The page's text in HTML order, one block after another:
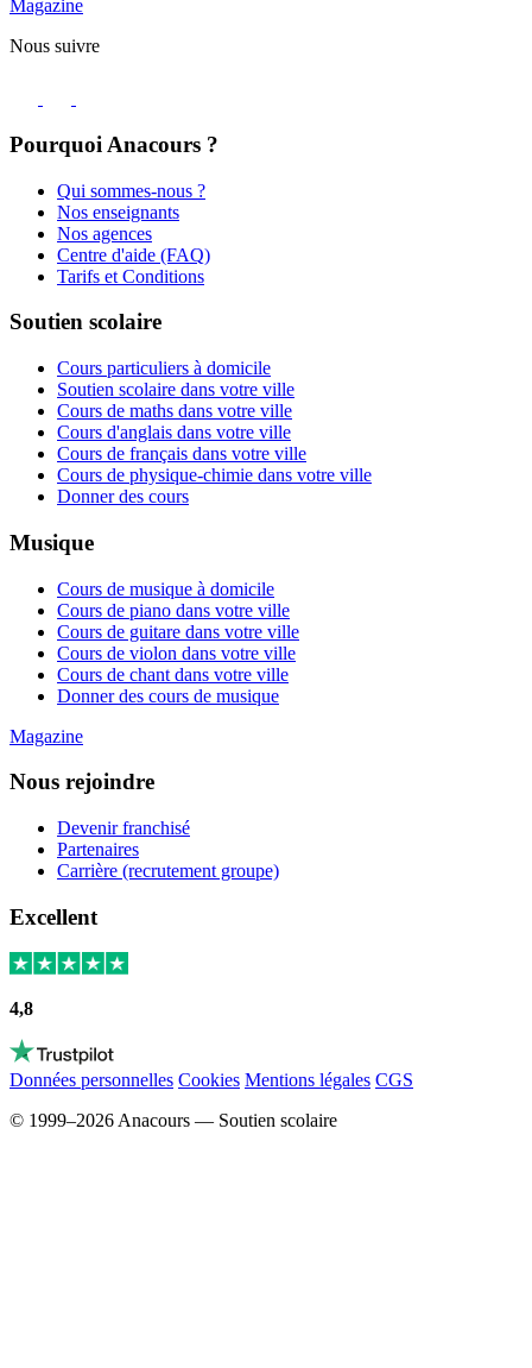
Magazine
Nous suivre
Pourquoi Anacours ?
Qui sommes-nous ?
Nos enseignants
Nos agences
Centre d'aide (FAQ)
Tarifs et Conditions
Soutien scolaire
Cours particuliers à domicile
Soutien scolaire dans votre ville
Cours de maths dans votre ville
Cours d'anglais dans votre ville
Cours de français dans votre ville
Cours de physique-chimie dans votre ville
Donner des cours
Musique
Cours de musique à domicile
Cours de piano dans votre ville
Cours de guitare dans votre ville
Cours de violon dans votre ville
Cours de chant dans votre ville
Donner des cours de musique
Magazine
Nous rejoindre
Devenir franchisé
Partenaires
Carrière (recrutement groupe)
Excellent
4,8
Données personnelles Cookies Mentions légales CGS
© 1999–2026 Anacours — Soutien scolaire